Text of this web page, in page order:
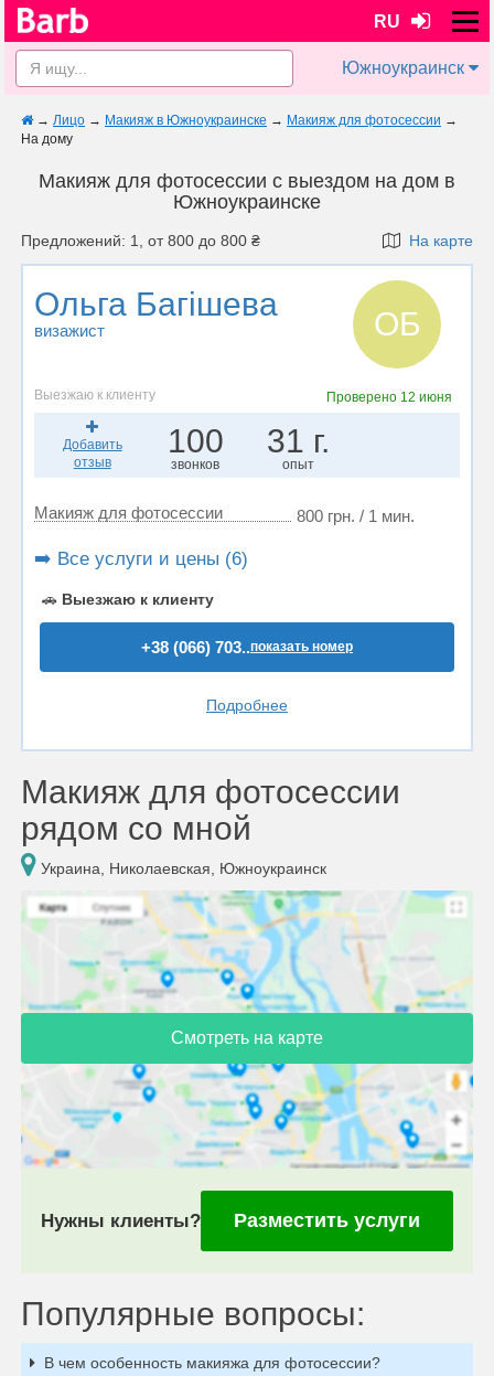
RU
Южноукраинск
→ Лицо → Макияж в Южноукраинске → Макияж для фотосессии →
На дому
Макияж для фотосессии с выездом на дом в
Южноукраинске
Предложений: 1, от 800 до 800 ₴ На карте
Ольга Багішева
визажист ОБ
Выезжаю к клиенту Проверено 12 июня
Добавить
отзыв
100
звонков
31 г.
опыт
Макияж для фотосессии 800 грн. / 1 мин.
➡️ Все услуги и цены (6)
🚗 Выезжаю к клиенту
+38 (066) 703..показать номер
Подробнее
Макияж для фотосессии
рядом со мной
Украина, Николаевская, Южноукраинск
Смотреть на карте
Нужны клиенты? Разместить услуги
Популярные вопросы:
В чем особенность макияжа для фотосессии?